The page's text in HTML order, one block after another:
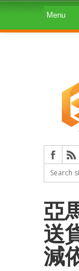
亞
送
減